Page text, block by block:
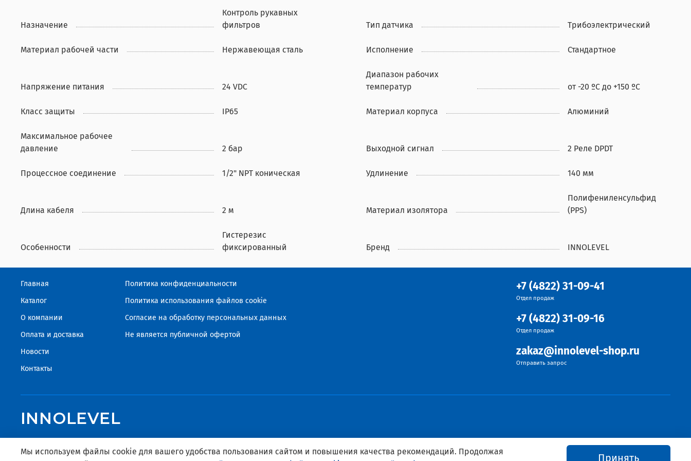
Назначение
Контроль рукавных
фильтров
Тип датчика Трибоэлектрический
Материал рабочей части Нержавеющая сталь Исполнение Стандартное
Напряжение питания 24 VDC
Диапазон рабочих
температур
от -20 ºС до +150 ºС
Класс защиты IP65 Материал корпуса Алюминий
Максимальное рабочее
давление
2 бар Выходной сигнал 2 Реле DPDT
Процессное соединение 1/2" NPT коническая Удлинение 140 мм
Длина кабеля 2 м Материал изолятора
Полифениленсульфид
(PPS)
Особенности
Гистерезис
фиксированный
Бренд INNOLEVEL
Главная
Каталог
О компании
Оплата и доставка
Новости
Контакты
Политика конфиденциальности
Политика использования файлов cookie
Согласие на обработку персональных данных
Не является публичной офертой
+7 (4822) 31-09-41
Отдел продаж
+7 (4822) 31-09-16
Отдел продаж
zakaz@innolevel-shop.ru
Отправить запрос
INNOLEVEL
© 2024 Официальный дистрибьютор INNOLEVEL
Мы используем файлы cookie для вашего удобства пользования сайтом и повышения качества рекомендаций. Продолжая
Принять